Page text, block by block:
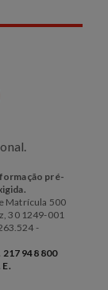
pré-
Matrícula 500
30 1249-001
-
217 948 800